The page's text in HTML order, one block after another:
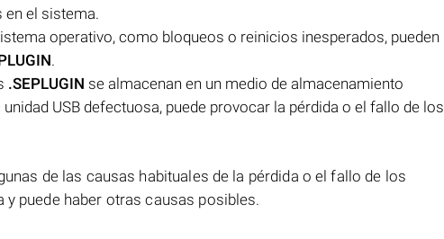
el sistema.
operativo, como bloqueos o reinicios inesperados, pueden
.
.SEPLUGIN se almacenan en un medio de almacenamiento
USB defectuosa, puede provocar la pérdida o el fallo de los
de las causas habituales de la pérdida o el fallo de los
y puede haber otras causas posibles.